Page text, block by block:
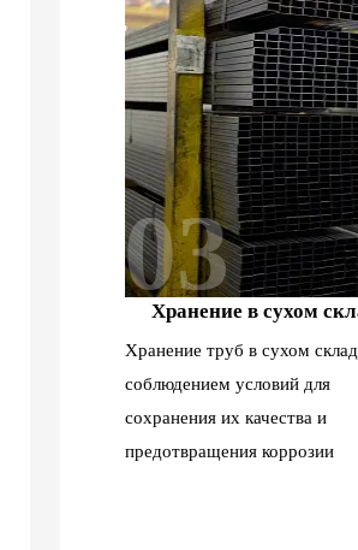
03
Хранение в сухом
Хранение труб в сухом
соблюдением условий для
сохранения их качества и
предотвращения коррозии